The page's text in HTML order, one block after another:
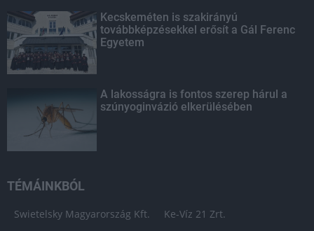
Kecskeméten is szakirányú
továbbképzésekkel erősít a Gál Ferenc
Egyetem
A lakosságra is fontos szerep hárul a
szúnyoginvázió elkerülésében
TÉMÁINKBÓL
Swietelsky Magyarország Kft. Ke-Víz 21 Zrt.